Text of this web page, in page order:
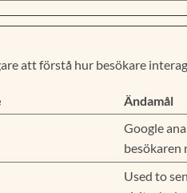
att förstå hur besökare
Ändamål
Google
besökaren
Used to